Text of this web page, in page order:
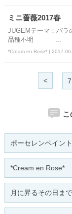
ミニ薔薇2017春
JUGEMテーマ：
品種不明 ...
*Cream en Rose* |
< 7
こ
ポーセレンペイン
*Cream en Rose*
月に昇るその日まで